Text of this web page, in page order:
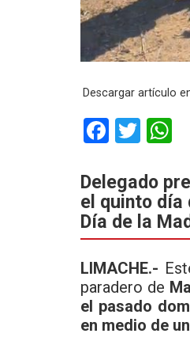
Descargar artículo
F
ce
b
o
o
k
T
tt
er s
A
p
p
Delegado
el quinto día
Día de la
LIMACHE.-
paradero de
el pasado
en medio de